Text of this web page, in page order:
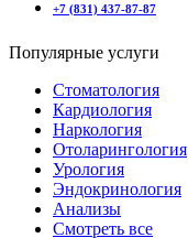
+7 (831) 437-87-87
Популярные услуги
Стоматология
Кардиология
Наркология
Отоларингология
Урология
Эндокринология
Анализы
Смотреть все